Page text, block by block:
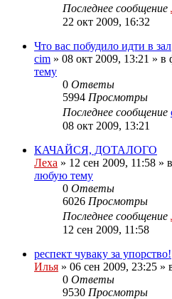
Последнее сообщение
22 окт 2009, 16:32
Что вас побудило идти в зал
cim » 08 окт 2009, 13:21 » в
тему
0 Ответы
5994 Просмотры
Последнее сообщение
08 окт 2009, 13:21
КАЧАЙСЯ, ДОТАЛОГО
Леха » 12 сен 2009, 11:58 »
любую тему
0 Ответы
6026 Просмотры
Последнее сообщение
12 сен 2009, 11:58
респект чуваку за упорство!
Илья » 06 сен 2009, 23:25 »
0 Ответы
9530 Просмотры